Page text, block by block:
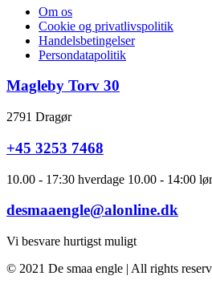
Om os
Cookie og privatlivspolitik
Handelsbetingelser
Persondatapolitik
Magleby Torv 30
2791 Dragør
+45 3253 7468
10.00 - 17:30 hverdage 10.00 - 14:00
desmaaengle@alonline.dk
Vi besvare hurtigst muligt
© 2021 De smaa engle | All rights